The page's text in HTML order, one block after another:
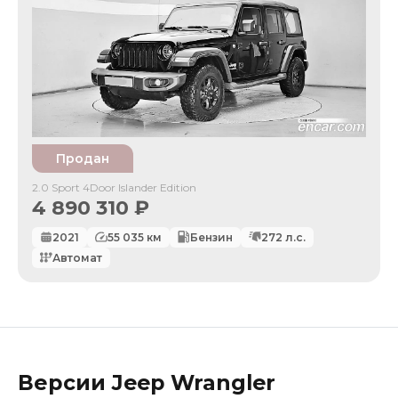
Продан
2.0 Sport 4Door Islander Edition
4 890 310 ₽
2021 55 035 км Бензин 272 л.с.
Автомат
ВерсииJeep Wrangler